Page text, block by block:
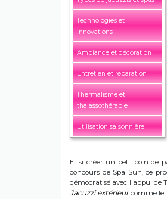
Technologies et
innovations
Ambiance et décoration
Entretien et réparation
Thermalisme et
thalassothérapie
Utilisation saisonnière
Et si créer un petit coin de
concours de Spa Sun, ce
démocratisé avec l'appui de
Jacuzzi extérieurcomme le